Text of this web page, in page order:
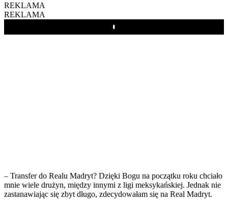
REKLAMA
REKLAMA
Play
– Transfer do Realu Madryt? Dzięki Bogu na początku roku chciało
mnie wiele drużyn, między innymi z ligi meksykańskiej. Jednak nie
zastanawiając się zbyt długo, zdecydowałam się na Real Madryt.